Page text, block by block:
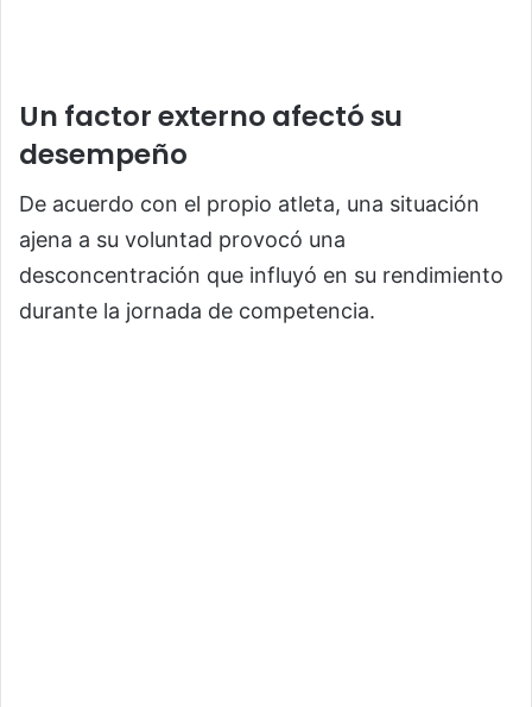
Un factor externo afectó su
desempeño
De acuerdo con el propio atleta, una situación
ajena a su voluntad provocó una
desconcentración que influyó en su rendimiento
durante la jornada de competencia.